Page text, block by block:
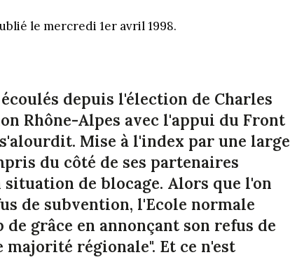
le mercredi 1er avril 1998.
depuis l'élection de Charles
Rhône-Alpes avec l'appui du Front
Mise à l'index par une large
du côté de ses partenaires
situation de blocage. Alors que l'on
de subvention, l'Ecole normale
grâce en annonçant son refus de
régionale". Et ce n'est